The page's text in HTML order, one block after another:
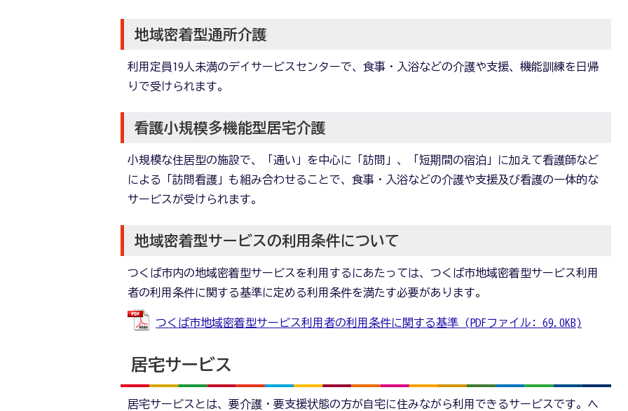
地域密着型通所介護
利用定員19人未満のデイサービスセンターで、食事・入浴などの介護や支援、機能訓練を日帰
りで受けられます。
看護小規模多機能型居宅介護
小規模な住居型の施設で、「通い」を中心に「訪問」、「短期間の宿泊」に加えて看護師など
による「訪問看護」も組み合わせることで、食事・入浴などの介護や支援及び看護の一体的な
サービスが受けられます。
地域密着型サービスの利用条件について
つくば市内の地域密着型サービスを利用するにあたっては、つくば市地域密着型サービス利用
者の利用条件に関する基準に定める利用条件を満たす必要があります。
つくば市地域密着型サービス利用者の利用条件に関する基準 (PDFファイル: 69.0KB)
居宅サービス
居宅サービスとは、要介護・要支援状態の方が自宅に住みながら利用できるサービスです。ヘ